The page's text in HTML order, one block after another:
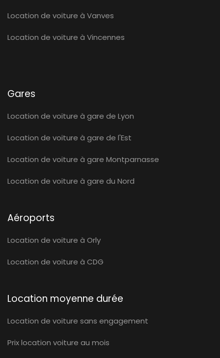
Location de voiture à Vanves
Location de voiture à Vincennes
Gares
Location de voiture à gare de Lyon
Location de voiture à gare de l'Est
Location de voiture à gare Montparnasse
Location de voiture à gare du Nord
Aéroports
Location de voiture à Orly
Location de voiture à CDG
Location moyenne durée
Location de voiture sans engagement
Prix location voiture au mois